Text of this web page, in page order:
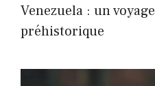
Venezuela : un
préhistorique